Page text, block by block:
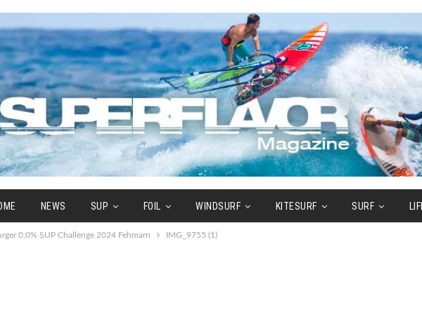
NEWS SUP FOIL WINDSURF KITESURF SURF
0,0% SUP Challenge 2024 Fehmarn IMG_9755 (1)